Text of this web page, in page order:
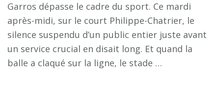
Garros dépasse le cadre du sport. Ce mardi
après-midi, sur le court Philippe-Chatrier, le
silence suspendu d’un public entier juste avant
un service crucial en disait long. Et quand la
balle a claqué sur la ligne, le stade …